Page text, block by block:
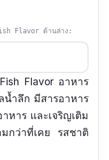
Flavor ด้านล่าง:
Flavor อาหาร
น้ำลึก มีสารอาหาร
หาร และเจริญเติม
กว่าที่เคย รสชาติ